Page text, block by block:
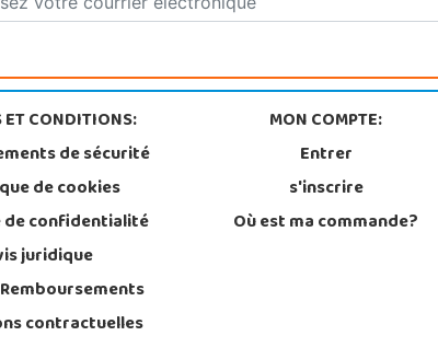
ET CONDITIONS:
de sécurité
de cookies
confidentialité
juridique
contractuelles
MON COMPTE:
Entrer
s'inscrire
Où est ma commande?